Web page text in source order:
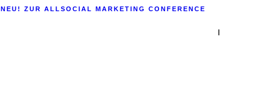
NEU! ZUR ALLSOCIAL MARKETING CONFERENCE
|